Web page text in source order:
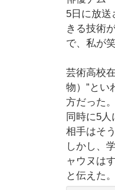
5日に放送
きる技術
で、私が
芸術高校
物）”とい
方だった
同時に5
相手はそ
しかし、
ャウヌは
と伝えた。